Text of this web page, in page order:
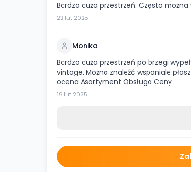
Bardzo duża przestrzeń. Często
23 lut 2025
Monika
Bardzo duża przestrzeń po brzegi
vintage. Można znaleźć wspaniale
ocena Asortyment Obsługa Ceny
19 lut 2025